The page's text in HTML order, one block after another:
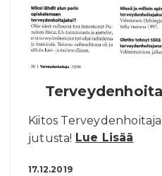
Kiitos
jutusta! Lue Lisää
17.12.2019